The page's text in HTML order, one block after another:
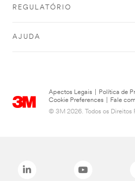
REGULATÓRIO
AJUDA
Apectos Legais Política de
Cookie Preferences
Fale
© 3M 2026. Todos os Direitos